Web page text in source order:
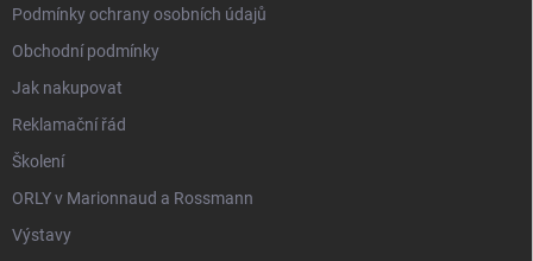
Podmínky ochrany osobních údajů
Obchodní podmínky
Jak nakupovat
Reklamační řád
Školení
ORLY v Marionnaud a Rossmann
Výstavy